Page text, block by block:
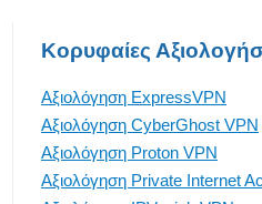
Κορυφαίες
Αξιολόγηση ExpressVPN
Αξιολόγηση CyberGhost VPN
Αξιολόγηση Proton VPN
Αξιολόγηση Private Internet